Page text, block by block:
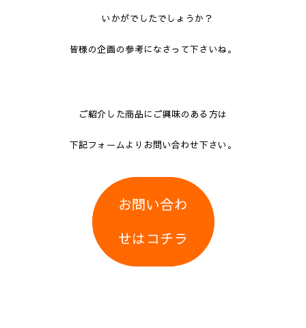
いかがでしたでしょうか？
皆様の企画の参考になさって下さいね。
ご紹介した商品にご興味のある方は
下記フォームよりお問い合わせ下さい。
お問い合わ
せはコチラ